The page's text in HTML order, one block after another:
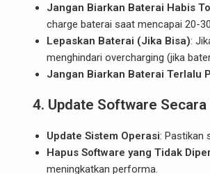
Jangan Biarkan Baterai Habis
charge baterai saat mencapai 20-
Lepaskan Baterai (Jika Bisa):
menghindari overcharging (jika
Jangan Biarkan Baterai Terlalu
4. Update Software
Update Sistem Operasi: Pastikan
Hapus Software yang Tidak
meningkatkan performa.